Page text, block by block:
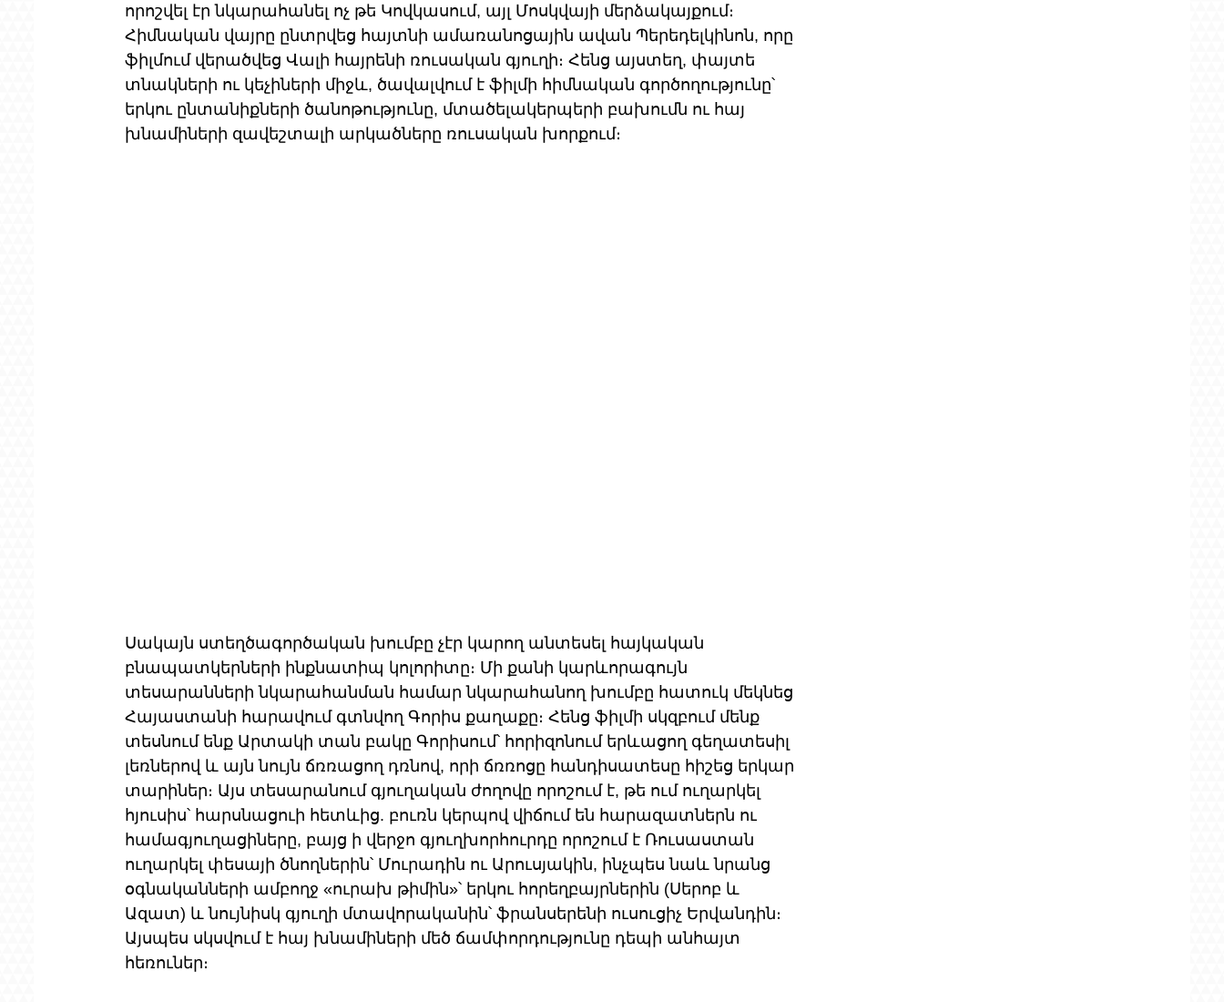
որոշվել էր նկարահանել ոչ թե Կովկասում, այլ Մոսկվայի մերձակայքում։
Հիմնական վայրը ընտրվեց հայտնի ամառանոցային ավան Պերեդելկինոն, որը
ֆիլմում վերածվեց Վալի հայրենի ռուսական գյուղի։ Հենց այստեղ, փայտե
տնակների ու կեչիների միջև, ծավալվում է ֆիլմի հիմնական գործողությունը՝
երկու ընտանիքների ծանոթությունը, մտածելակերպերի բախումն ու հայ
խնամիների զավեշտալի արկածները ռուսական խորքում։
Սակայն ստեղծագործական խումբը չէր կարող անտեսել հայկական
բնապատկերների ինքնատիպ կոլորիտը։ Մի քանի կարևորագույն
տեսարանների նկարահանման համար նկարահանող խումբը հատուկ մեկնեց
Հայաստանի հարավում գտնվող Գորիս քաղաքը։ Հենց ֆիլմի սկզբում մենք
տեսնում ենք Արտակի տան բակը Գորիսում՝ հորիզոնում երևացող գեղատեսիլ
լեռներով և այն նույն ճռռացող դռնով, որի ճռռոցը հանդիսատեսը հիշեց երկար
տարիներ։ Այս տեսարանում գյուղական ժողովը որոշում է, թե ում ուղարկել
հյուսիս՝ հարսնացուի հետևից. բուռն կերպով վիճում են հարազատներն ու
համագյուղացիները, բայց ի վերջո գյուղխորհուրդը որոշում է Ռուսաստան
ուղարկել փեսայի ծնողներին՝ Մուրադին ու Արուսյակին, ինչպես նաև նրանց
օգնականների ամբողջ «ուրախ թիմին»՝ երկու հորեղբայրներին (Սերոբ և
Ազատ) և նույնիսկ գյուղի մտավորականին՝ ֆրանսերենի ուսուցիչ Երվանդին։
Այսպես սկսվում է հայ խնամիների մեծ ճամփորդությունը դեպի անհայտ
հեռուներ։